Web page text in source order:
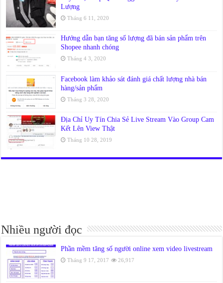
Lượng
Tháng 6 11, 2020
Hướng dẫn bạn tăng số lượng đã bán sản phẩm trên
Shopee nhanh chóng
Tháng 4 3, 2020
Facebook làm khảo sát đánh giá chất lượng nhà bán
hàng/sản phẩm
Tháng 3 28, 2020
Địa Chỉ Uy Tín Chia Sẻ Live Stream Vào Group Cam
Kết Lên View Thật
Tháng 10 28, 2019
Nhiều người đọc
Phần mềm tăng số người online xem video livestream
Tháng 9 17, 2017 26,917